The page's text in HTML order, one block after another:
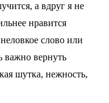
а вдруг я не
нравится
слово или
важно вернуть
шутка, нежность,